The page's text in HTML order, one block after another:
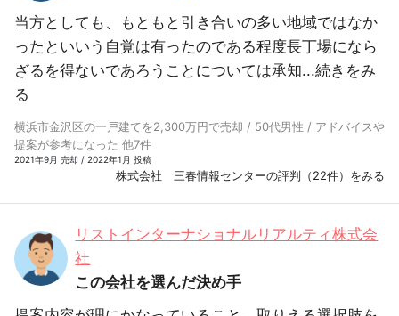
当方としても、もともと引き合いの多い地域ではなか
ったといいう自覚は有ったのである程度長丁場になら
ざるを得ないであろうことについては承知...続きをみ
る
横浜市金沢区の一戸建てを2,300万円で売却 / 50代男性 / アドバイスや
提案が参考になった 他7件
2021年9月 売却 / 2022年1月 投稿
株式会社 三春情報センターの評判（22件）をみる
リストインターナショナルリアルティ株式会
社
この会社を選んだ決め手